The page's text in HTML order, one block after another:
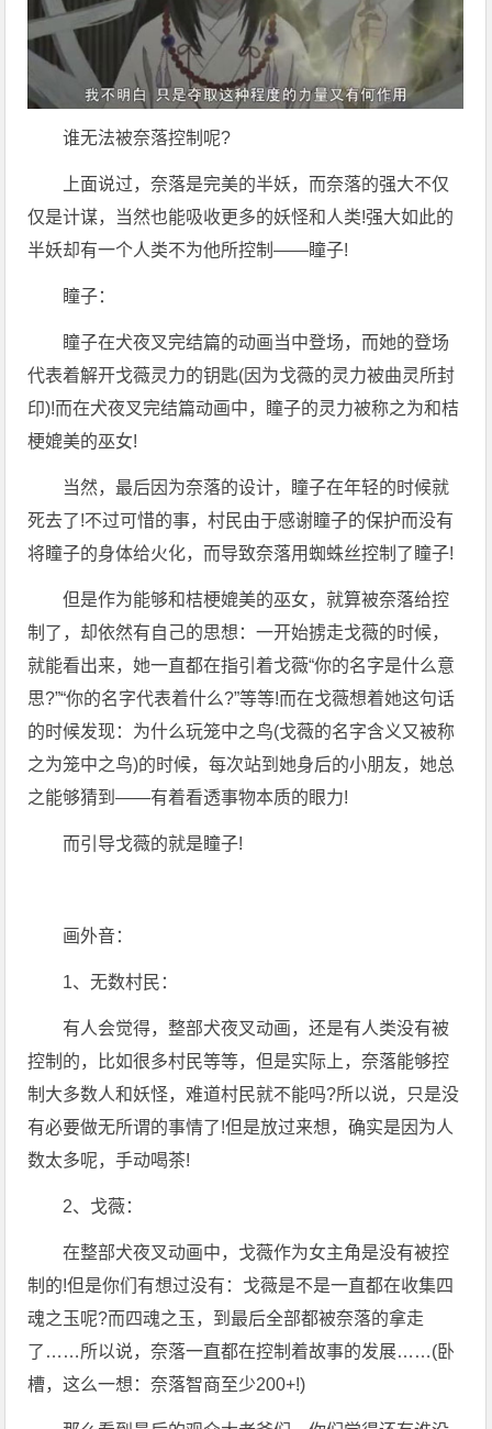
谁无法被奈落控制呢?
上面说过，奈落是完美的半妖，而奈落的强大不仅
仅是计谋，当然也能吸收更多的妖怪和人类!强大如此的
半妖却有一个人类不为他所控制——瞳子!
瞳子：
瞳子在犬夜叉完结篇的动画当中登场，而她的登场
代表着解开戈薇灵力的钥匙(因为戈薇的灵力被曲灵所封
印)!而在犬夜叉完结篇动画中，瞳子的灵力被称之为和桔
梗媲美的巫女!
当然，最后因为奈落的设计，瞳子在年轻的时候就
死去了!不过可惜的事，村民由于感谢瞳子的保护而没有
将瞳子的身体给火化，而导致奈落用蜘蛛丝控制了瞳子!
但是作为能够和桔梗媲美的巫女，就算被奈落给控
制了，却依然有自己的思想：一开始掳走戈薇的时候，
就能看出来，她一直都在指引着戈薇“你的名字是什么意
思?”“你的名字代表着什么?”等等!而在戈薇想着她这句话
的时候发现：为什么玩笼中之鸟(戈薇的名字含义又被称
之为笼中之鸟)的时候，每次站到她身后的小朋友，她总
之能够猜到——有着看透事物本质的眼力!
而引导戈薇的就是瞳子!
画外音：
1、无数村民：
有人会觉得，整部犬夜叉动画，还是有人类没有被
控制的，比如很多村民等等，但是实际上，奈落能够控
制大多数人和妖怪，难道村民就不能吗?所以说，只是没
有必要做无所谓的事情了!但是放过来想，确实是因为人
数太多呢，手动喝茶!
2、戈薇：
在整部犬夜叉动画中，戈薇作为女主角是没有被控
制的!但是你们有想过没有：戈薇是不是一直都在收集四
魂之玉呢?而四魂之玉，到最后全部都被奈落的拿走
了……所以说，奈落一直都在控制着故事的发展……(卧
槽，这么一想：奈落智商至少200+!)